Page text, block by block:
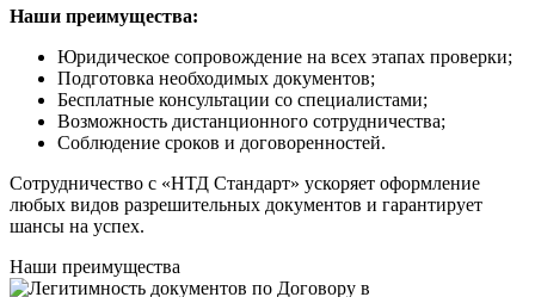
Наши преимущества:
Юридическое сопровождение на всех этапах проверки;
Подготовка необходимых документов;
Бесплатные консультации со специалистами;
Возможность дистанционного сотрудничества;
Соблюдение сроков и договоренностей.
Сотрудничество с «НТД Стандарт» ускоряет оформление
любых видов разрешительных документов и гарантирует
шансы на успех.
Наши преимущества